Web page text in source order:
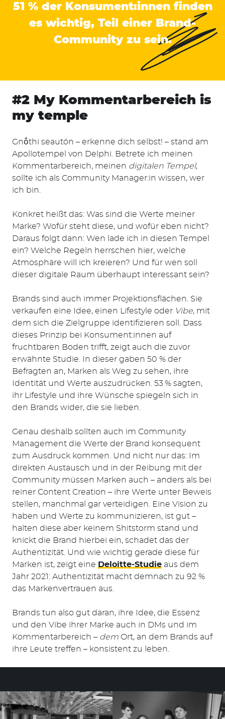
51 % der Konsument:innen finden
es wichtig, Teil einer Brand-
Community zu sein.
#2 My Kommentarbereich is
my temple
Gnṓthi seautón – erkenne dich selbst! – stand am
Apollotempel von Delphi. Betrete ich meinen
Kommentarbereich, meinen digitalen Tempel,
sollte ich als Community Manager:in wissen, wer
ich bin.
Konkret heißt das: Was sind die Werte meiner
Marke? Wofür steht diese, und wofür eben nicht?
Daraus folgt dann: Wen lade ich in diesen Tempel
ein? Welche Regeln herrschen hier, welche
Atmosphäre will ich kreieren? Und für wen soll
dieser digitale Raum überhaupt interessant sein?
Brands sind auch immer Projektionsflächen. Sie
verkaufen eine Idee, einen Lifestyle oder Vibe, mit
dem sich die Zielgruppe identifizieren soll. Dass
dieses Prinzip bei Konsument:innen auf
fruchtbaren Boden trifft, zeigt auch die zuvor
erwähnte Studie. In dieser gaben 50 % der
Befragten an, Marken als Weg zu sehen, ihre
Identität und Werte auszudrücken. 53 % sagten,
ihr Lifestyle und ihre Wünsche spiegeln sich in
den Brands wider, die sie lieben.
Genau deshalb sollten auch im Community
Management die Werte der Brand konsequent
zum Ausdruck kommen. Und nicht nur das: Im
direkten Austausch und in der Reibung mit der
Community müssen Marken auch – anders als bei
reiner Content Creation – ihre Werte unter Beweis
stellen, manchmal gar verteidigen. Eine Vision zu
haben und Werte zu kommunizieren, ist gut –
halten diese aber keinem Shitstorm stand und
knickt die Brand hierbei ein, schadet das der
Authentizität. Und wie wichtig gerade diese für
Marken ist, zeigt eine Deloitte-Studie aus dem
Jahr 2021: Authentizität macht demnach zu 92 %
das Markenvertrauen aus.
Brands tun also gut daran, ihre Idee, die Essenz
und den Vibe ihrer Marke auch in DMs und im
Kommentarbereich – dem Ort, an dem Brands auf
ihre Leute treffen – konsistent zu leben.